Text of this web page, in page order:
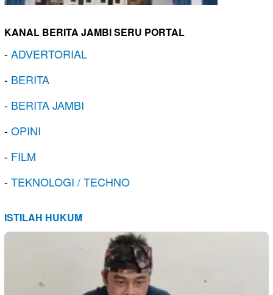
KANAL BERITA JAMBI SERU PORTAL
-ADVERTORIAL
- BERITA
- BERITA JAMBI
-OPINI
- FILM
-TEKNOLOGI / TECHNO
ISTILAH HUKUM